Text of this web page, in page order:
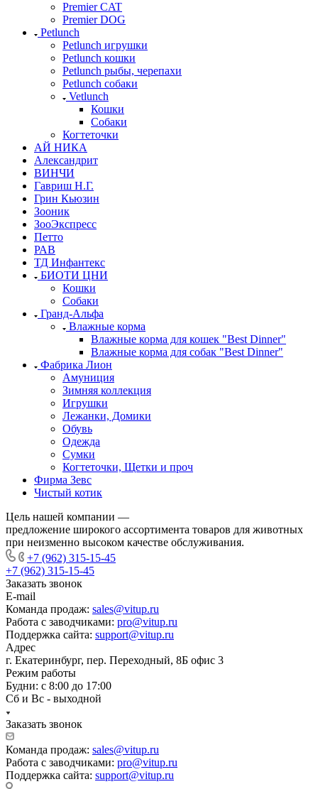
Premier CAT
Premier DOG
Petlunch
Petlunch игрушки
Petlunch кошки
Petlunch рыбы, черепахи
Petlunch собаки
Vetlunch
Кошки
Собаки
Когтеточки
АЙ НИКА
Александрит
ВИНЧИ
Гавриш Н.Г.
Грин Кьюзин
Зооник
ЗооЭкспресс
Петто
РАВ
ТД Инфантекс
БИОТИ ЦНИ
Кошки
Собаки
Гранд-Альфа
Влажные корма
Влажные корма для кошек "Best Dinner"
Влажные корма для собак "Best Dinner"
Фабрика Лион
Амуниция
Зимняя коллекция
Игрушки
Лежанки, Домики
Обувь
Одежда
Сумки
Когтеточки, Щетки и проч
Фирма Зевс
Чистый котик
Цель нашей компании —
предложение широкого ассортимента товаров для животных
при неизменно высоком качестве обслуживания.
+7 (962) 315-15-45
+7 (962) 315-15-45
Заказать звонок
E-mail
Команда продаж: sales@vitup.ru
Работа с заводчиками: pro@vitup.ru
Поддержка сайта: support@vitup.ru
Адрес
г. Екатеринбург, пер. Переходный, 8Б офис 3
Режим работы
Будни: с 8:00 до 17:00
Сб и Вс - выходной
Заказать звонок
Команда продаж: sales@vitup.ru
Работа с заводчиками: pro@vitup.ru
Поддержка сайта: support@vitup.ru